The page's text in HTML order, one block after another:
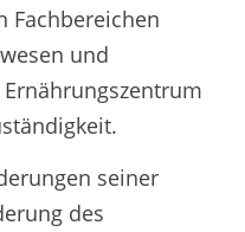
Fachbereichen
und
seiner
des